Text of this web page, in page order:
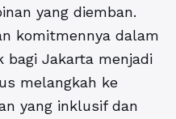
yang diemban.
komitmennya dalam
bagi Jakarta menjadi
melangkah ke
yang inklusif dan